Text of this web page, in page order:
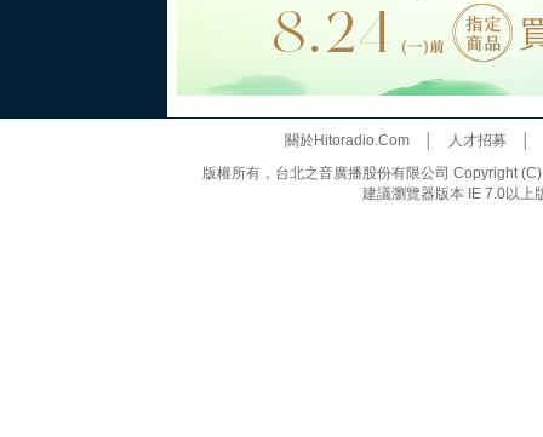
關於Hitoradio.Com│ 人才招募
版權所有，台北之音廣播股份有限公司 Copyright
建議瀏覽器版本 IE 7.0以上